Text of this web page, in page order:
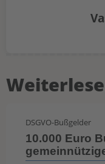
DSGVO-Bußgelder
10.000 Euro